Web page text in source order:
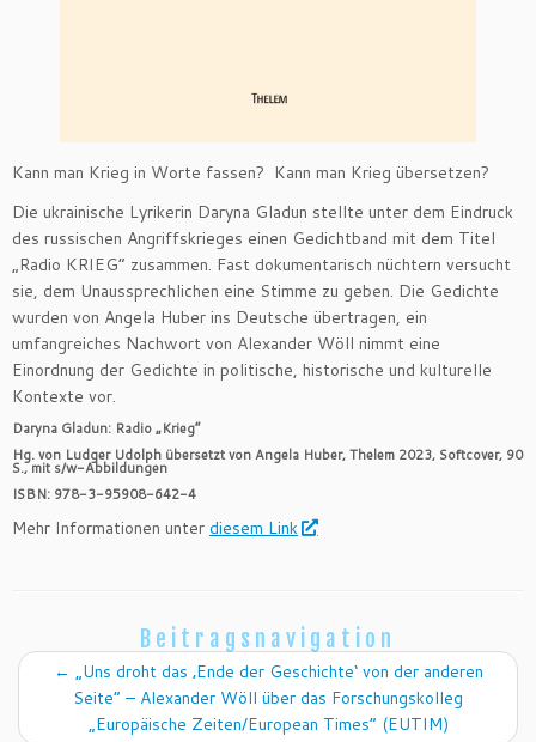
Kann man Krieg in Worte fassen? Kann man Krieg übersetzen?
Die ukrainische Lyrikerin Daryna Gladun stellte unter dem Eindruck
des russischen Angriffskrieges einen Gedichtband mit dem Titel
„Radio KRIEG“ zusammen. Fast dokumentarisch nüchtern versucht
sie, dem Unaussprechlichen eine Stimme zu geben. Die Gedichte
wurden von Angela Huber ins Deutsche übertragen, ein
umfangreiches Nachwort von Alexander Wöll nimmt eine
Einordnung der Gedichte in politische, historische und kulturelle
Kontexte vor.
Daryna Gladun: Radio „Krieg“
Hg. von Ludger Udolph übersetzt von Angela Huber,Thelem 2023, Softcover, 90
S., mit s/w-Abbildungen
ISBN: 978-3-95908-642-4
Mehr Informationen unter diesem Link
Beitragsnavigation
← „Uns droht das ‚Ende der Geschichte‘ von der anderen
Seite“ – Alexander Wöll über das Forschungskolleg
„Europäische Zeiten/European Times“ (EUTIM)